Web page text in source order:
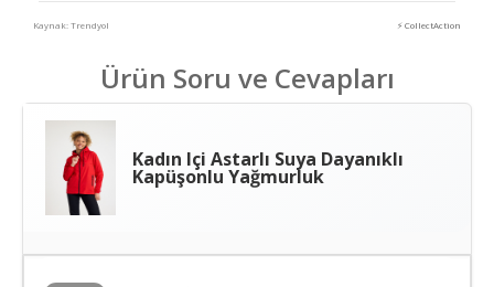
Kaynak: Trendyol ⚡ CollectAction
Ürün Soru ve Cevapları
Kadın Içi Astarlı Suya Dayanıklı
Kapüşonlu Yağmurluk